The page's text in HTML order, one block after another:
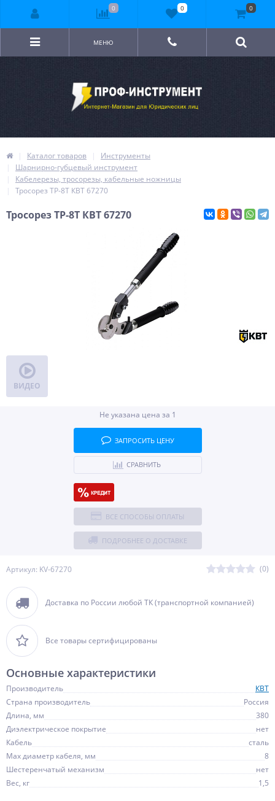
МЕНЮ
Каталог товаров
Инструменты
Шарнирно-губцевый инструмент
Кабелерезы, тросорезы, кабельные ножницы
Тросорез ТР-8Т КВТ 67270
Тросорез ТР-8Т КВТ 67270
ВИДЕО
Артикул: KV-67270 (0)
Доставка по России любой ТК (транспортной компанией)
Все товары сертифицированы
Не указана цена за 1
ЗАПРОСИТЬ ЦЕНУ
СРАВНИТЬ
ВСЕ СПОСОБЫ ОПЛАТЫ
ПОДРОБНЕЕ О ДОСТАВКЕ
Основные характеристики
Производитель
КВТ
Страна производитель
Россия
Длина, мм
380
Диэлектрическое покрытие
нет
Кабель
сталь
Мах диаметр кабеля, мм
8
Шестеренчатый механизм
нет
Вес, кг
1,5
0 0 0